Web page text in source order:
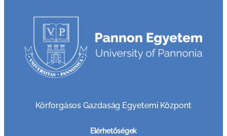
Körforgásos Gazdaság Egyetemi Központ
Elérhetőségek